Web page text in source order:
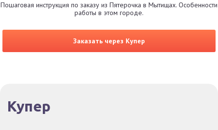
Пошаговая инструкция по заказу из Пятерочка в Мытищах. Особенности
работы в этом городе.
Заказать через Купер
Купер